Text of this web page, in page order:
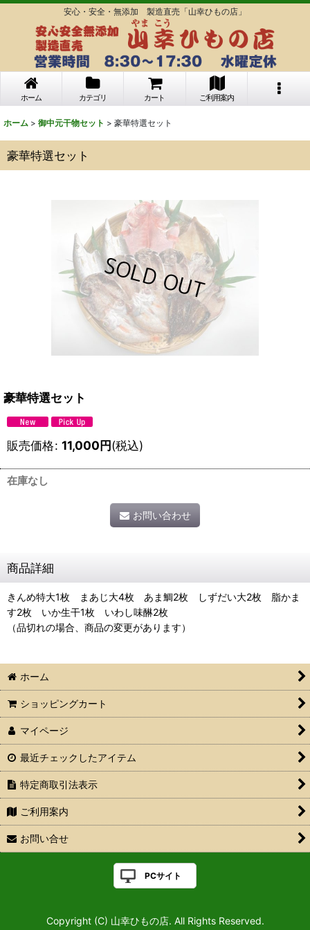
安心・安全・無添加 製造直売「山幸ひもの店」
ホーム カテゴリ カート ご利用案内
ホーム > 御中元干物セット > 豪華特選セット
豪華特選セット
豪華特選セット
販売価格: 11,000円(税込)
在庫なし
お問い合わせ
商品詳細
きんめ特大1枚 まあじ大4枚 あま鯛2枚 しずだい大2枚 脂かま
す2枚 いか生干1枚 いわし味醂2枚
（品切れの場合、商品の変更があります）
ホーム
ショッピングカート
マイページ
最近チェックしたアイテム
特定商取引法表示
ご利用案内
お問い合せ
PCサイト
Copyright (C) 山幸ひもの店. All Rights Reserved.